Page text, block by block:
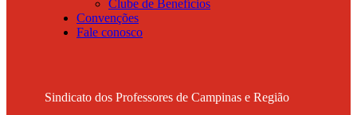
Clube de Benefícios
Convenções
Fale conosco
Sindicato dos Professores de Campinas e Região